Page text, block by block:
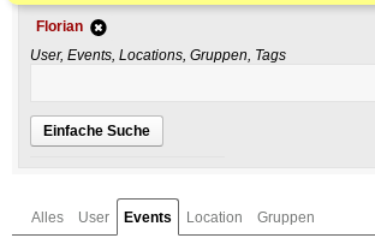
Florian
User, Events, Locations, Gruppen, Tags
Einfache Suche
Alles User Events Location Gruppen